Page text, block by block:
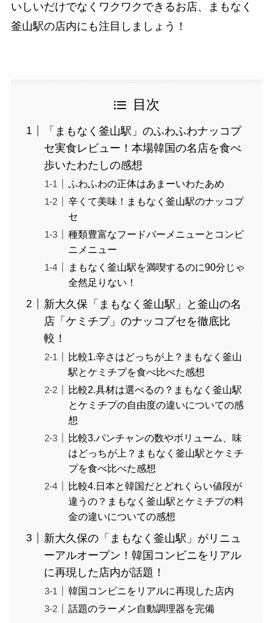
いしいだけでなくワクワクできるお店、まもなく
釜山駅の店内にも注目しましょう！
目次
「まもなく釜山駅」のふわふわナッコプ
セ実食レビュー！本場韓国の名店を食べ
歩いたわたしの感想
ふわふわの正体はあまーいわたあめ
辛くて美味！まもなく釜山駅のナッコプ
セ
種類豊富なフードバーメニューとコンビ
ニメニュー
まもなく釜山駅を満喫するのに90分じゃ
全然足りない！
新大久保「まもなく釜山駅」と釜山の名
店「ケミチプ」のナッコプセを徹底比
較！
比較1.辛さはどっちが上？まもなく釜山
駅とケミチプを食べ比べた感想
比較2.具材は選べるの？まもなく釜山駅
とケミチプの自由度の違いについての感
想
比較3.パンチャンの数やボリューム、味
はどっちが上？まもなく釜山駅とケミチ
プを食べ比べた感想
比較4.日本と韓国だとどれくらい値段が
違うの？まもなく釜山駅とケミチプの料
金の違いについての感想
新大久保の「まもなく釜山駅」がリニュ
ーアルオープン！韓国コンビニをリアル
に再現した店内が話題！
韓国コンビニをリアルに再現した店内
話題のラーメン自動調理器を完備